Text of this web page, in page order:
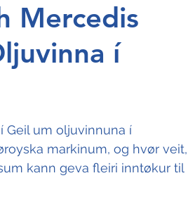
Mercedis
í
Geil um oljuvinnuna í
markinum, og hvør veit,
kann geva fleiri inntøkur til